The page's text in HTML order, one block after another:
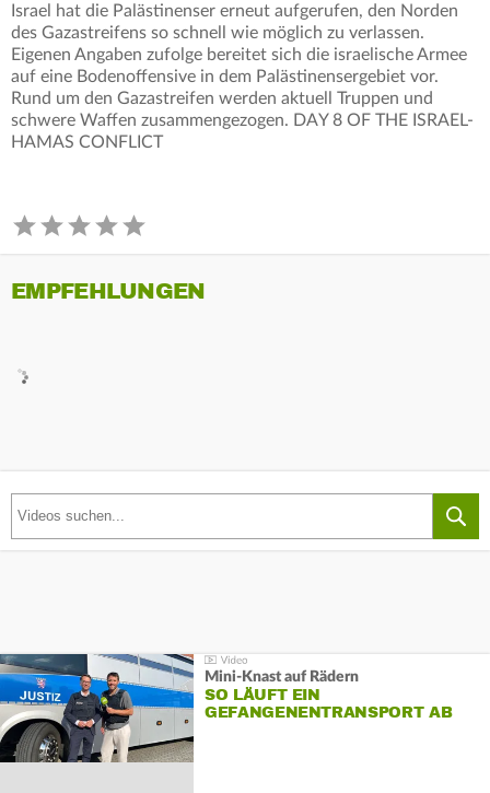
Israel hat die Palästinenser erneut aufgerufen, den Norden
des Gazastreifens so schnell wie möglich zu verlassen.
Eigenen Angaben zufolge bereitet sich die israelische Armee
auf eine Bodenoffensive in dem Palästinensergebiet vor.
Rund um den Gazastreifen werden aktuell Truppen und
schwere Waffen zusammengezogen. DAY 8 OF THE ISRAEL-
HAMAS CONFLICT
EMPFEHLUNGEN
Mini-Knast auf Rädern
SO LÄUFT EIN
GEFANGENENTRANSPORT AB